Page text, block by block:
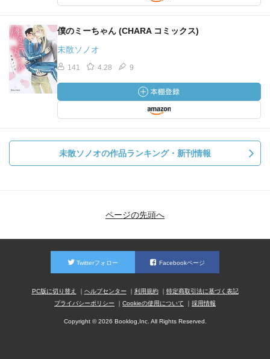
僕のミーちゃん (CHARA コミックス)
未散ソノオ
141 4.28 9
未散ソノオの作品ランキング・新刊情報
ページの先頭へ
Twitterフォロー Facebookページ
PC版に切り替え ヘルプセンター 利用規約
特定商取引法に基づく表記
プライバシーポリシー
Cookieの使用について 採用情報
Copyright © 2026 Booklog,Inc. All Rights Reserved.